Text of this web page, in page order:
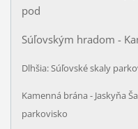
pod
Súľovským hradom -
Dlhšia: Súľovské skaly
Kamenná brána - Jaskyňa
parkovisko